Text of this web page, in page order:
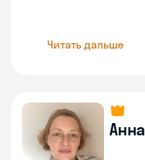
Читать дальше
Анна